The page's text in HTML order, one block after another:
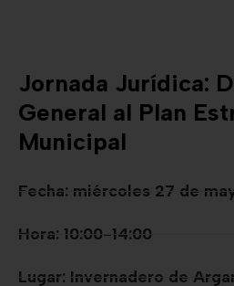
Jornada Jurídica:
General al Plan
Municipal
Fecha: miércoles 27 de
Hora: 10:00-14:00
Lugar: Invernadero de